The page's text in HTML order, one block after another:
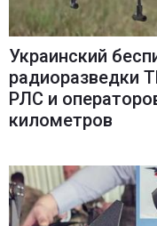
Украинский
радиоразведки
РЛС и
километров